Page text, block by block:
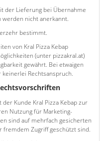
der Lieferung bei Übernahme
nicht anerkannt.
bestimmt.
von Kral Pizza Kebap
(unter pizzakral.at)
gewährt. Bei etwaigen
Rechtsanspruch.
Kunde Kral Pizza Kebap zur
Nutzung für Marketing-
sind auf mehrfach gesicherten
fremdem Zugriff geschützt sind.